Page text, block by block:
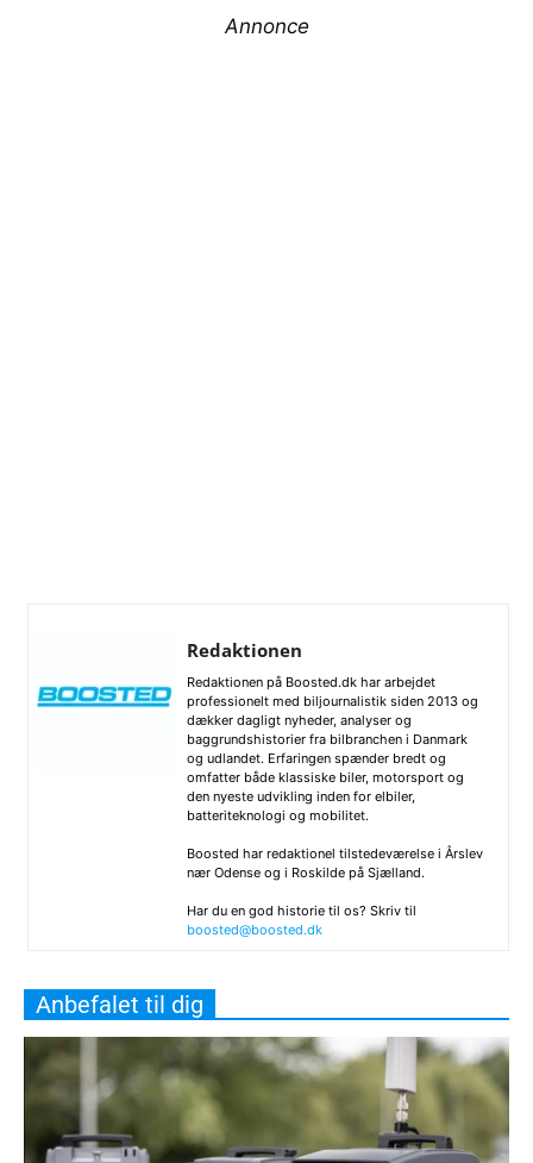
Annonce
Redaktionen
Redaktionen på Boosted.dk har arbejdet
professionelt med biljournalistik siden 2013 og
dækker dagligt nyheder, analyser og
baggrundshistorier fra bilbranchen i Danmark
og udlandet. Erfaringen spænder bredt og
omfatter både klassiske biler, motorsport og
den nyeste udvikling inden for elbiler,
batteriteknologi og mobilitet.
Boosted har redaktionel tilstedeværelse i Årslev
nær Odense og i Roskilde på Sjælland.
Har du en god historie til os? Skriv til
boosted@boosted.dk